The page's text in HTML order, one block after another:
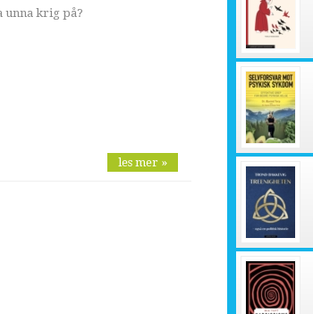
unna krig på?
les mer »